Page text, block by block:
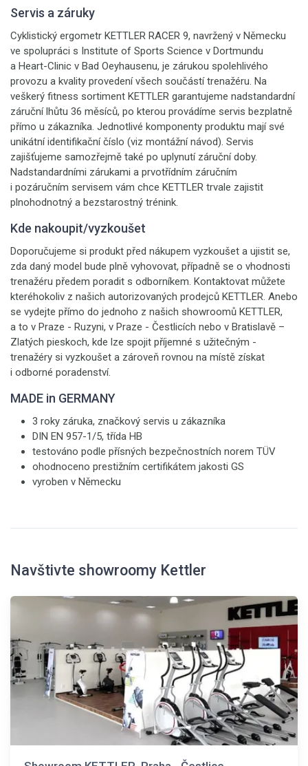
Servis a záruky
Cyklistický ergometr KETTLER RACER 9, navržený v Německu
ve spolupráci s Institute of Sports Science v Dortmundu
a Heart-Clinic v Bad Oeyhausenu, je zárukou spolehlivého
provozu a kvality provedení všech součástí trenažéru. Na
veškerý fitness sortiment KETTLER garantujeme nadstandardní
záruční lhůtu 36 měsíců, po kterou provádíme servis bezplatně
přímo u zákazníka. Jednotlivé komponenty produktu mají své
unikátní identifikační číslo (viz montážní návod). Servis
zajišťujeme samozřejmě také po uplynutí záruční doby.
Nadstandardními zárukami a prvotřídním záručním
i pozáručním servisem vám chce KETTLER trvale zajistit
plnohodnotný a bezstarostný trénink.
Kde nakoupit/vyzkoušet
Doporučujeme si produkt před nákupem vyzkoušet a ujistit se,
zda daný model bude plně vyhovovat, případně se o vhodnosti
trenažéru předem poradit s odborníkem. Kontaktovat můžete
kteréhokoliv z našich autorizovaných prodejců KETTLER. Anebo
se vydejte přímo do jednoho z našich showroomů KETTLER,
a to v Praze - Ruzyni, v Praze - Čestlicích nebo v Bratislavě –
Zlatých pieskoch, kde lze spojit příjemné s užitečným -
trenažéry si vyzkoušet a zároveň rovnou na místě získat
i odborné poradenství.
MADE in GERMANY
3 roky záruka, značkový servis u zákazníka
DIN EN 957-1/5, třída HB
testováno podle přísných bezpečnostních norem TÜV
ohodnoceno prestižním certifikátem jakosti GS
vyroben v Německu
Navštivte showroomy Kettler